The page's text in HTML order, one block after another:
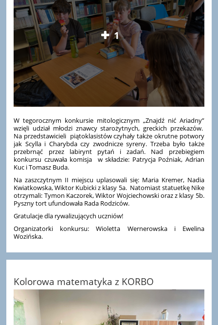
1
W tegorocznym konkursie mitologicznym „Znajdź nić Ariadny”
wzięli udział młodzi znawcy starożytnych, greckich przekazów.
Na przedstawicieli piątoklasistów czyhały także okrutne potwory
jak Scylla i Charybda czy zwodnicze syreny. Trzeba było także
przebrnąć przez labirynt pytań i zadań. Nad przebiegiem
konkursu czuwała komisja w składzie: Patrycja Poźniak, Adrian
Kuc i Tomasz Buda.
Na zaszczytnym II miejscu uplasowali się: Maria Kremer, Nadia
Kwiatkowska, Wiktor Kubicki z klasy 5a. Natomiast statuetkę Nike
otrzymali: Tymon Kaczorek, Wiktor Wojciechowski oraz z klasy 5b.
Pyszny tort ufundowała Rada Rodziców.
Gratulacje dla rywalizujących uczniów!
Organizatorki konkursu: Wioletta Wernerowska i Ewelina
Wozińska.
Kolorowa matematyka z KORBO